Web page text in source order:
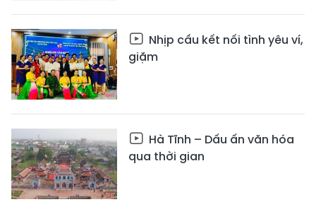
Nhịp cầu kết nối tình yêu ví,
giặm
Hà Tĩnh – Dấu ấn văn hóa
qua thời gian